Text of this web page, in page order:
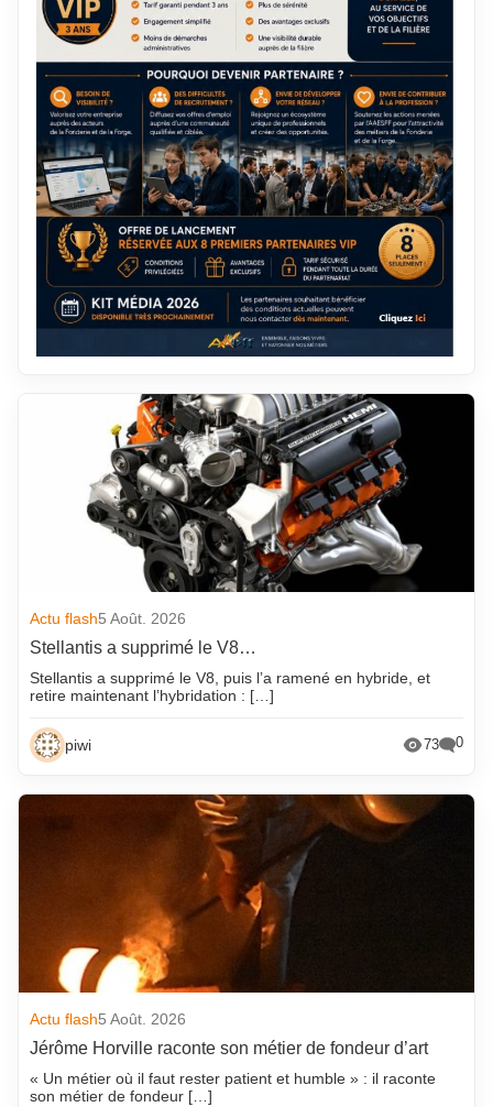
Actu flash5 Août. 2026
Stellantis a supprimé le V8…
Stellantis a supprimé le V8, puis l’a ramené en hybride, et
retire maintenant l’hybridation : […]
piwi 73 0
Actu flash5 Août. 2026
Jérôme Horville raconte son métier de fondeur d’art
« Un métier où il faut rester patient et humble » : il raconte
son métier de fondeur […]